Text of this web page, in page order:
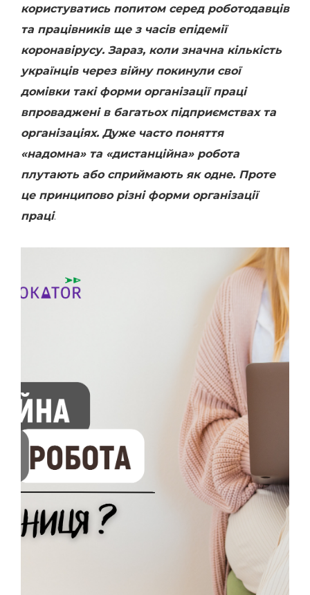
користуватись попитом серед роботодавців
та працівників ще з часів епідемії
коронавірусу. Зараз, коли значна кількість
українців через війну покинули свої
домівки такі форми організації праці
впроваджені в багатьох підприємствах та
організаціях. Дуже часто поняття
«надомна» та «дистанційна» робота
плутають або сприймають як одне. Проте
це принципово різні форми організації
праці.